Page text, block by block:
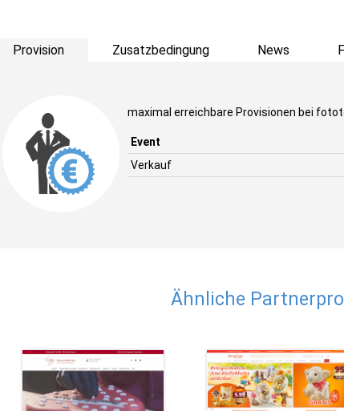
Provision Zusatzbedingung News
maximal erreichbare Provisionen bei
Event
Verkauf
Ähnliche